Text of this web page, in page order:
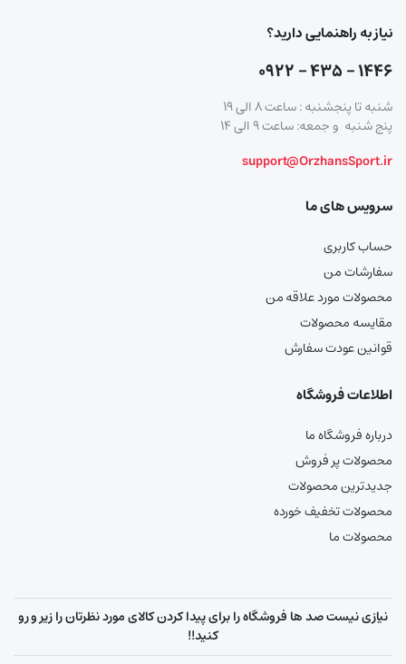
نیاز به راهنمایی دارید؟
۱۴۴۶ – ۴۳۵ – ۰۹۲۲
شنبه تا پنجشنبه : ساعت ۸ الی ۱۹
پنج شنبه و جمعه: ساعت ۹ الی ۱۴
support@OrzhansSport.ir
سرویس های ما
حساب کاربری
سفارشات من
محصولات مورد علاقه من
مقایسه محصولات
قوانین عودت سفارش
اطلاعات فروشگاه
درباره فروشگاه ما
محصولات پر فروش
جدیدترین محصولات
محصولات تخفیف خورده
محصولات ما
نیازی نیست صد ها فروشگاه را برای پیدا کردن کالای مورد نظرتان را زیر و رو
کنید!!